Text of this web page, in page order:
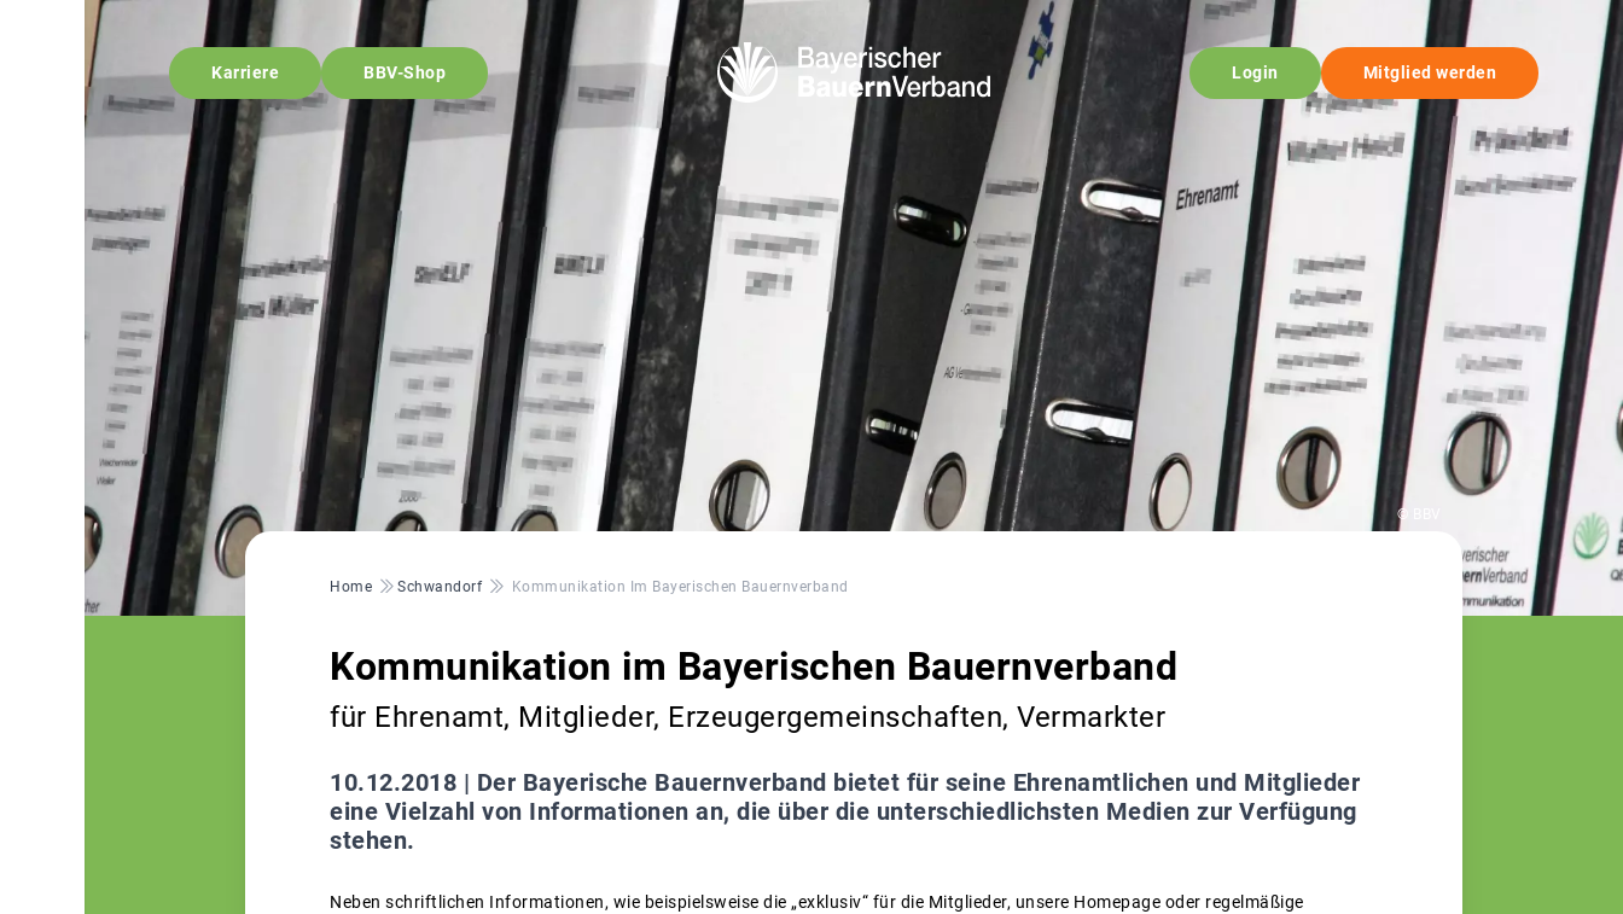
Karriere BBV-Shop Login Mitglied werden
© BBV
Pfadnavigation
Home Schwandorf Kommunikation Im Bayerischen Bauernverband
Kommunikation im Bayerischen Bauernverband
für Ehrenamt, Mitglieder, Erzeugergemeinschaften, Vermarkter
10.12.2018 | Der Bayerische Bauernverband bietet für seine Ehrenamtlichen und Mitglieder
eine Vielzahl von Informationen an, die über die unterschiedlichsten Medien zur Verfügung
stehen.
Neben schriftlichen Informationen, wie beispielsweise die „exklusiv“ für die Mitglieder, unsere Homepage oder regelmäßige